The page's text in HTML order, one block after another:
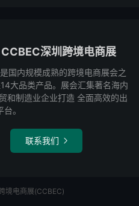
深圳跨境电商展
国内规模成熟的跨境电商展会之
大品类产品。展会汇集著名海内
和制造业企业打造 全面高效的出
台。
联系我们 
境电商展(CCBEC)